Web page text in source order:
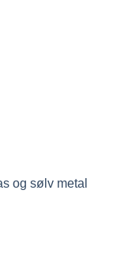
og sølv metal